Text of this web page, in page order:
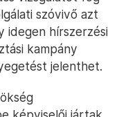
szóvivő azt
idegen hírszerzési
kampány
jelenthet.